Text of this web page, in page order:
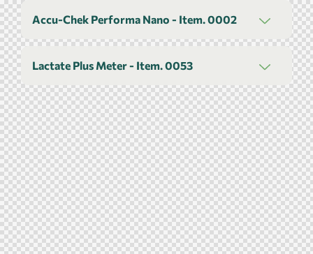
Accu-Chek Performa Nano - Item. 0002
Lactate Plus Meter - Item. 0053